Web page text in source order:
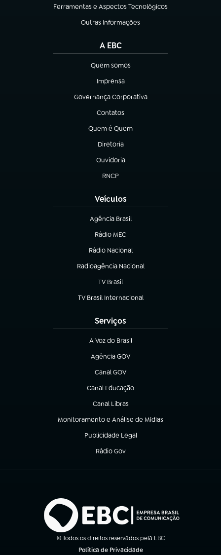
Ferramentas e Aspectos Tecnológicos
(abre em nova aba)
Outras Informações
(abre em nova aba)
A EBC
Quem somos
(abre em nova aba)
Imprensa
(abre em nova aba)
Governança Corporativa
(abre em nova aba)
Contatos
(abre em nova aba)
Quem é Quem
(abre em nova aba)
Diretoria
(abre em nova aba)
Ouvidoria
(abre em nova aba)
RNCP
(abre em nova aba)
Veículos
Agência Brasil
(abre em nova aba)
Rádio MEC
(abre em nova aba)
Rádio Nacional
Radioagência Nacional
(abre em nova aba)
TV Brasil
(abre em nova aba)
TV Brasil Internacional
(abre em nova aba)
Serviços
A Voz do Brasil
(abre em nova aba)
Agência GOV
(abre em nova aba)
Canal GOV
(abre em nova aba)
Canal Educação
(abre em nova aba)
Canal Libras
(abre em nova aba)
Monitoramento e Análise de Mídias
(abre em nova aba)
Publicidade Legal
(abre em nova aba)
Rádio Gov
(abre em nova aba)
© Todos os direitos reservados pela EBC
Política de Privacidade